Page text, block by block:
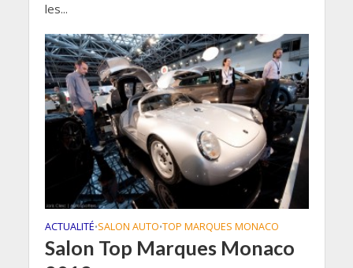
les...
ACTUALITÉ•SALON AUTO•TOP MARQUES MONACO
Salon Top Marques Monaco